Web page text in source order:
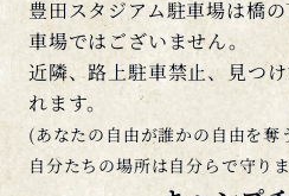
車場ではございません。
近隣、路上駐車禁止、見つ
れます。
(あなたの自由が誰かの自由を奪
自分たちの場所は自分らで守り
キャンプ